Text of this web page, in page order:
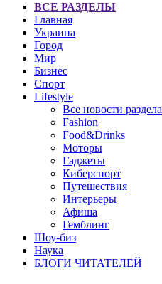
ВСЕ РАЗДЕЛЫ
Главная
Украина
Город
Мир
Бизнес
Спорт
Lifestyle
Все новости раздела
Fashion
Food&Drinks
Моторы
Гаджеты
Киберспорт
Путешествия
Интерьеры
Афиша
Гемблинг
Шоу-биз
Наука
БЛОГИ ЧИТАТЕЛЕЙ